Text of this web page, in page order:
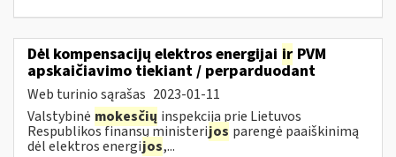
Dėl kompensacijų elektros energijai ir PVM
apskaičiavimo tiekiant / perparduodant
Web turinio sąrašas 2023-01-11
Valstybinė mokesčių inspekcija prie Lietuvos
Respublikos finansų ministerijos parengė paaiškinimą
dėl elektros energijos,...